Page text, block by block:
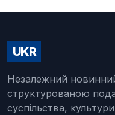
UKR
Незалежний
структурованою
суспільства,